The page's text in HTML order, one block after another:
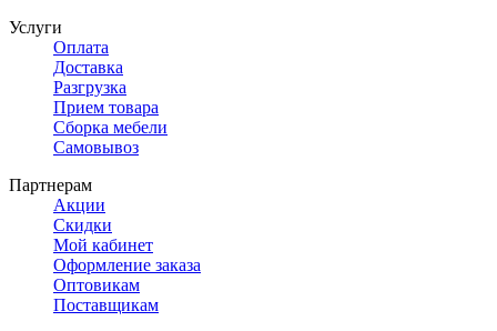
Услуги
Оплата
Доставка
Разгрузка
Прием товара
Сборка мебели
Самовывоз
Партнерам
Акции
Скидки
Мой кабинет
Оформление заказа
Оптовикам
Поставщикам